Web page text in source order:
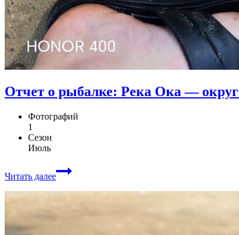
Отчет о рыбалке: Река Ока —
Фотографий
1
Сезон
Июль
Читать далее